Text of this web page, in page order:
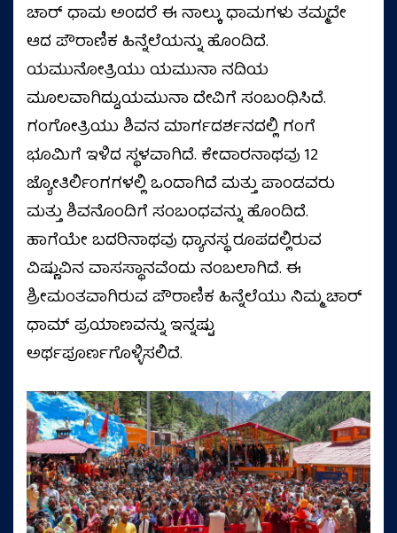
ಚಾರ್‌ ಧಾಮ ಅಂದರೆ ಈ ನಾಲ್ಕು ಧಾಮಗಳು ತಮ್ಮದೇ
ಆದ ಪೌರಾಣಿಕ ಹಿನ್ನೆಲೆಯನ್ನು ಹೊಂದಿದೆ.
ಯಮುನೋತ್ರಿಯು ಯಮುನಾ ನದಿಯ
ಮೂಲವಾಗಿದ್ದು,ಯಮುನಾ ದೇವಿಗೆ ಸಂಬಂಧಿಸಿದೆ.
ಗಂಗೋತ್ರಿಯು ಶಿವನ ಮಾರ್ಗದರ್ಶನದಲ್ಲಿ ಗಂಗೆ
ಭೂಮಿಗೆ ಇಳಿದ ಸ್ಥಳವಾಗಿದೆ. ಕೇದಾರನಾಥವು 12
ಜ್ಯೋತಿರ್ಲಿಂಗಗಳಲ್ಲಿ ಒಂದಾಗಿದೆ ಮತ್ತು ಪಾಂಡವರು
ಮತ್ತು ಶಿವನೊಂದಿಗೆ ಸಂಬಂಧವನ್ನು ಹೊಂದಿದೆ.
ಹಾಗೆಯೇ ಬದರಿನಾಥವು ಧ್ಯಾನಸ್ಥ ರೂಪದಲ್ಲಿರುವ
ವಿಷ್ಣುವಿನ ವಾಸಸ್ಥಾನವೆಂದು ನಂಬಲಾಗಿದೆ. ಈ
ಶ್ರೀಮಂತವಾಗಿರುವ ಪೌರಾಣಿಕ ಹಿನ್ನೆಲೆಯು ನಿಮ್ಮ ಚಾರ್‌
ಧಾಮ್‌ ಪ್ರಯಾಣವನ್ನು ಇನ್ನಷ್ಟು
ಅರ್ಥಪೂರ್ಣಗೊಳ್ಳಿಸಲಿದೆ.